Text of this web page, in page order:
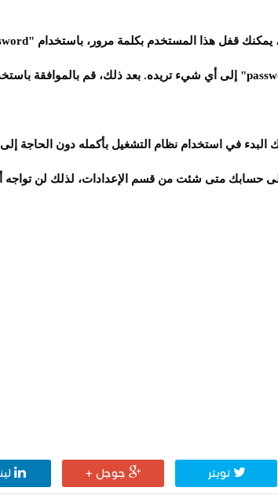
البدء في استخدام نظام التشغيل بأكمله دون الحاجة
حسابك متى شئت من قسم الإعدادات، لذلك لن
تويتر جوجل +